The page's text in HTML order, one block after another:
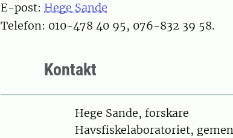
E-post: Hege Sande
Telefon: 010-478 40 95, 076-832 39 58.
Kontakt
PersonHege Sande, forskare
Havsfiskelaboratoriet,